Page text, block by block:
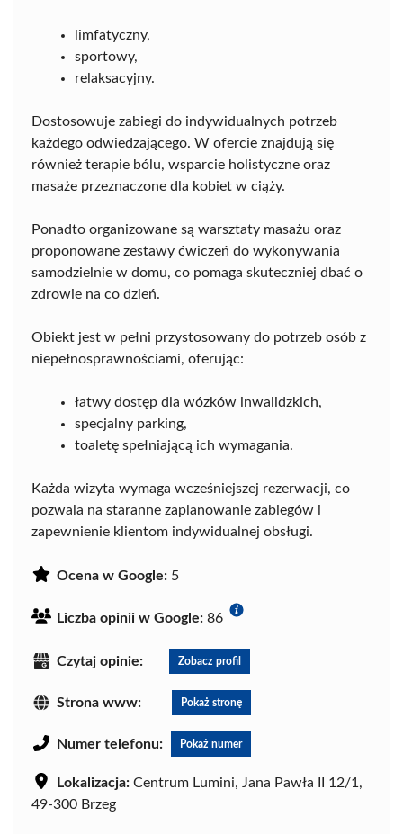
limfatyczny,
sportowy,
relaksacyjny.
Dostosowuje zabiegi do indywidualnych potrzeb
każdego odwiedzającego. W ofercie znajdują się
również terapie bólu, wsparcie holistyczne oraz
masaże przeznaczone dla kobiet w ciąży.
Ponadto organizowane są warsztaty masażu oraz
proponowane zestawy ćwiczeń do wykonywania
samodzielnie w domu, co pomaga skuteczniej dbać o
zdrowie na co dzień.
Obiekt jest w pełni przystosowany do potrzeb osób z
niepełnosprawnościami, oferując:
łatwy dostęp dla wózków inwalidzkich,
specjalny parking,
toaletę spełniającą ich wymagania.
Każda wizyta wymaga wcześniejszej rezerwacji, co
pozwala na staranne zaplanowanie zabiegów i
zapewnienie klientom indywidualnej obsługi.
Ocena w Google: 5
Liczba opinii w Google: 86
Czytaj opinie: Zobacz profil
Strona www: Pokaż stronę
Numer telefonu: Pokaż numer
Lokalizacja: Centrum Lumini, Jana Pawła II 12/1,
49-300 Brzeg